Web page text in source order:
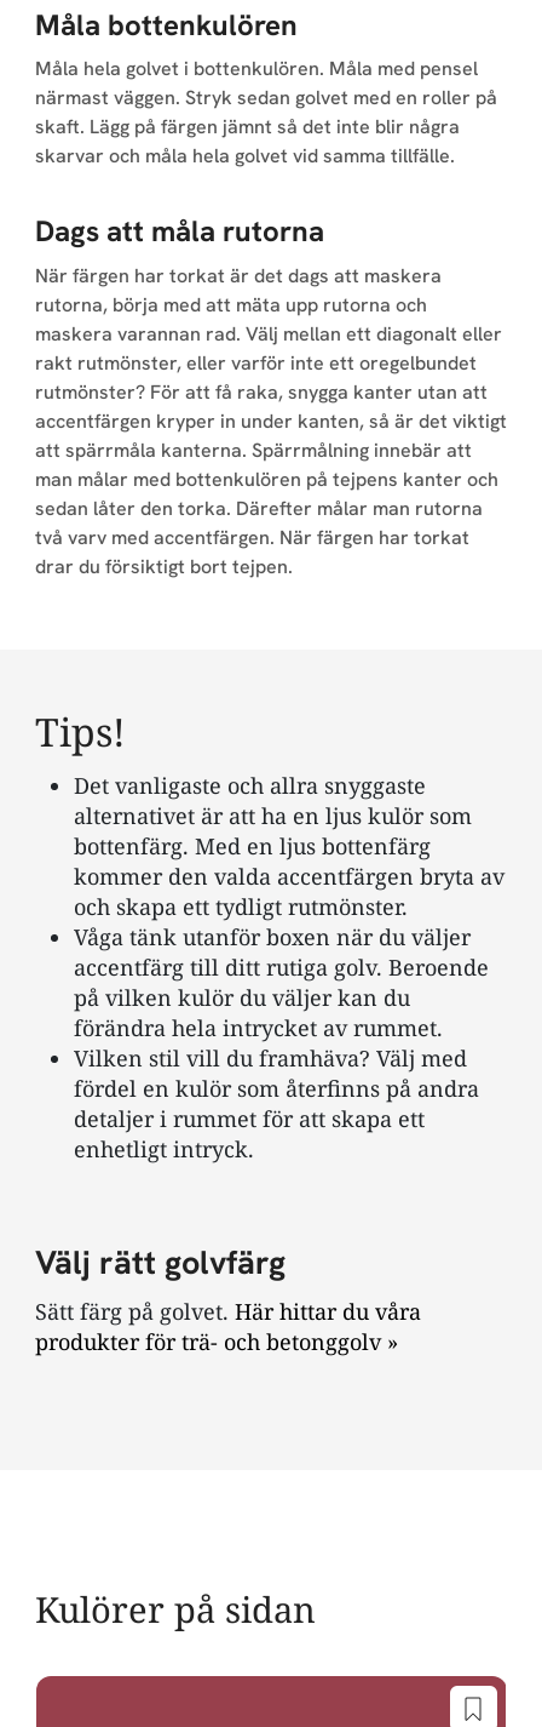
Måla bottenkulören
Måla hela golvet i bottenkulören. Måla med pensel
närmast väggen. Stryk sedan golvet med en roller på
skaft. Lägg på färgen jämnt så det inte blir några
skarvar och måla hela golvet vid samma tillfälle.
Dags att måla rutorna
När färgen har torkat är det dags att maskera
rutorna, börja med att mäta upp rutorna och
maskera varannan rad. Välj mellan ett diagonalt eller
rakt rutmönster, eller varför inte ett oregelbundet
rutmönster? För att få raka, snygga kanter utan att
accentfärgen kryper in under kanten, så är det viktigt
att spärrmåla kanterna. Spärrmålning innebär att
man målar med bottenkulören på tejpens kanter och
sedan låter den torka. Därefter målar man rutorna
två varv med accentfärgen. När färgen har torkat
drar du försiktigt bort tejpen.
Tips!
Det vanligaste och allra snyggaste
alternativet är att ha en ljus kulör som
bottenfärg. Med en ljus bottenfärg
kommer den valda accentfärgen bryta av
och skapa ett tydligt rutmönster.
Våga tänk utanför boxen när du väljer
accentfärg till ditt rutiga golv. Beroende
på vilken kulör du väljer kan du
förändra hela intrycket av rummet.
Vilken stil vill du framhäva? Välj med
fördel en kulör som återfinns på andra
detaljer i rummet för att skapa ett
enhetligt intryck.
Välj rätt golvfärg
Sätt färg på golvet. Här hittar du våra
produkter för trä- och betonggolv »
Kulörer på sidan